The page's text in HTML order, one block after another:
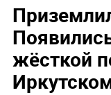
жёсткой